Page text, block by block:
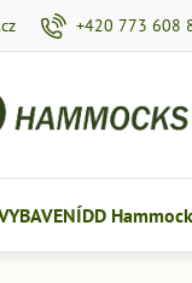
+420 773 608
DD